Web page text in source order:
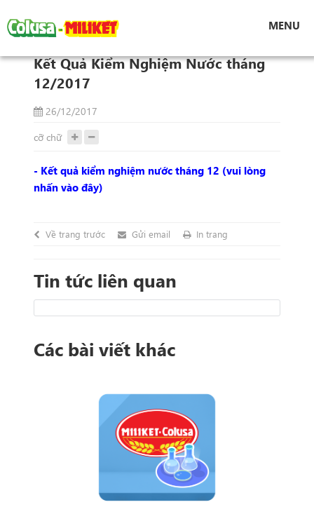
MENU
Kết Quả Kiểm Nghiệm Nước tháng 12/2017
Kết Quả Kiểm Nghiệm Nước tháng
12/2017
26/12/2017
cỡ chữ
- Kết quả kiểm nghiệm nước tháng 12 (vui lòng
nhấn vào đây)
Về trang trước Gửi email In trang
Tin tức liên quan
Các bài viết khác